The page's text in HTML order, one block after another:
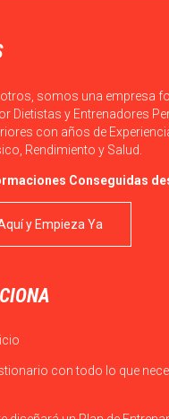
otros, somos una empresa
Dietistas y Entrenadores
con años de
Rendimiento y Salud.
Conseguidas
y Empieza Ya
con todo lo que